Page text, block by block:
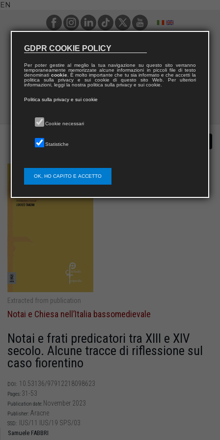
EN
Extracted from publication
Notai e Chiesa nell’Italia bassomedievale
Notai e frati predicatori tra XIII e XIV
secolo. Alcune tracce di riflessione sul
caso fiorentino
DOI: 10.53136/97912218098623
Pages: 31-53
Publication date: November 2023
Publisher: Aracne
SSD: IUS/11 IUS/19 SPS/03
Samuele FABBRI
GDPR COOKIE POLICY
Per poter gestire al meglio la tua navigazione su questo sito verranno
temporaneamente memorizzate alcune informazioni in piccoli file di testo
denominati cookie. È molto importante che tu sia informato e che accetti la
politica sulla privacy e sui cookie di questo sito Web. Per ulteriori
informazioni, leggi la nostra politica sulla privacy e sui cookie.
Politica sulla privacy e sui cookie
Cookie necessari
Statistiche
OK, HO CAPITO E ACCETTO